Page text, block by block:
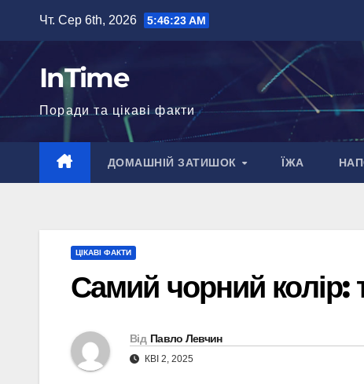
вмісту
Чт. Сер 6th, 2026 5:46:24 AM
InTime
Поради та цікаві факти
ДОМАШНІЙ ЗАТИШОК ЇЖА
ЦІКАВІ ФАКТИ
Самий чорний колір:
Від Павло Левчин
КВІ 2, 2025